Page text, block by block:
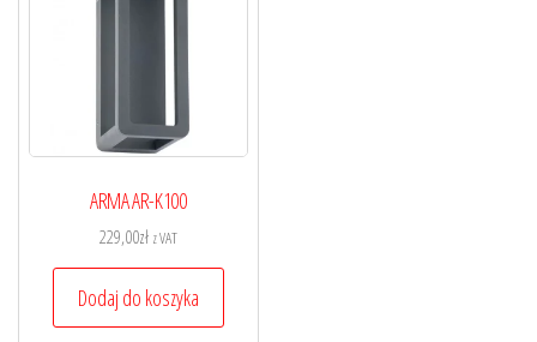
ARMA AR-K100
229,00zł z VAT
Dodaj do koszyka